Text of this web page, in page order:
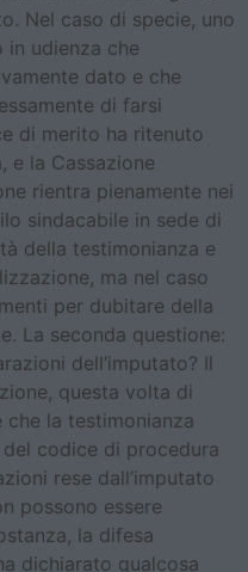
Nel caso di specie, uno
in udienza che
dato e che
di farsi
di merito ha ritenuto
e la Cassazione
rientra pienamente nei
sindacabile in sede di
della testimonianza e
ma nel caso
per dubitare della
La seconda questione:
dell’imputato? Il
questa volta di
la testimonianza
del codice di procedura
rese dall’imputato
possono essere
la difesa
dichiarato qualcosa